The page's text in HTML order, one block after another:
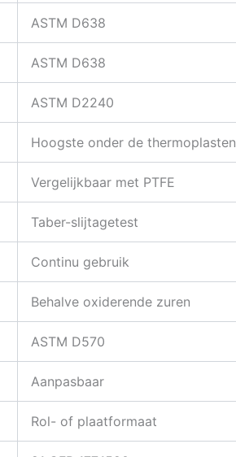
ASTM D638
ASTM D638
ASTM D2240
Hoogste onder de thermoplasten
Vergelijkbaar met PTFE
Taber-slijtagetest
Continu gebruik
Behalve oxiderende zuren
ASTM D570
Aanpasbaar
Rol- of plaatformaat